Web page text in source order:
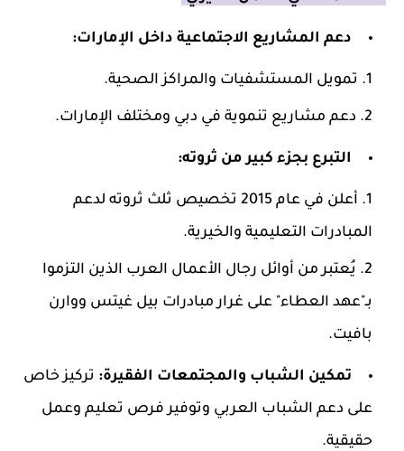
دعم المشاريع الاجتماعية داخل الإمارات:
تمويل المستشفيات والمراكز الصحية.
دعم مشاريع تنموية في دبي ومختلف الإمارات.
التبرع بجزء كبير من ثروته:
أعلن في عام 2015 تخصيص ثلث ثروته لدعم
المبادرات التعليمية والخيرية.
يُعتبر من أوائل رجال الأعمال العرب الذين التزموا
بـ"عهد العطاء" على غرار مبادرات بيل غيتس ووارن
بافيت.
تمكين الشباب والمجتمعات الفقيرة: تركيز خاص
على دعم الشباب العربي وتوفير فرص تعليم وعمل
حقيقية.